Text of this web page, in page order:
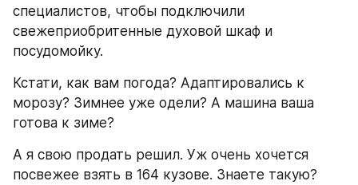
специалистов, чтобы подключили
свежеприобритенные духовой шкаф и
посудомойку.
Кстати, как вам погода? Адаптировались к
морозу? Зимнее уже одели? А машина ваша
готова к зиме?
А я свою продать решил. Уж очень хочется
посвежее взять в 164 кузове. Знаете такую?